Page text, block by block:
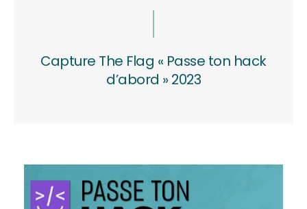
Capture The Flag « Passe ton hack
d’abord » 2023